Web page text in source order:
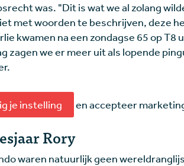
was. "Dit is wat we al zolang
met woorden te beschrijven, deze
kwamen na een zondagse 65 op
zagen we er meer uit als lopende
je instelling en accepteer
Rory
waren natuurlijk geen